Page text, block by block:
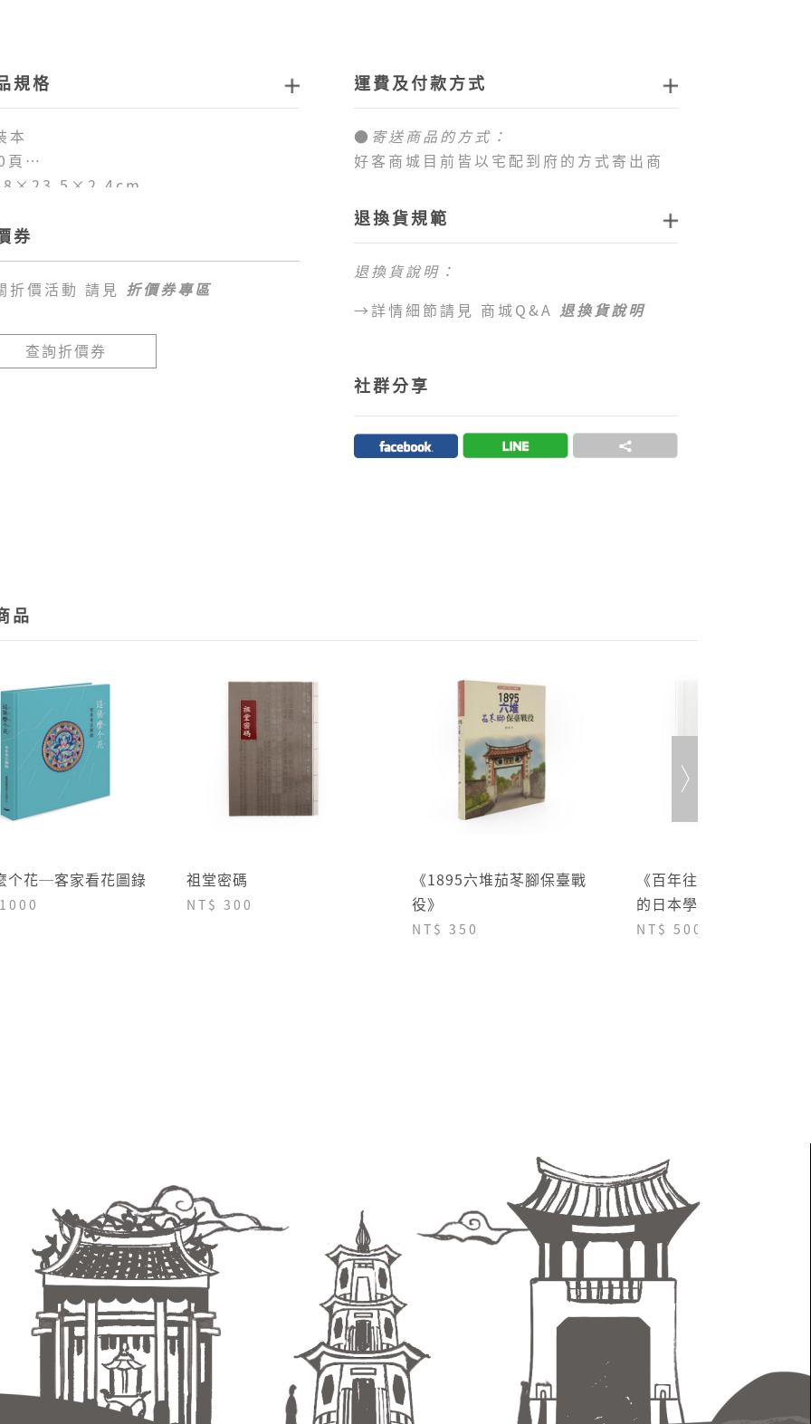
規格
本
頁
券
折價活動 請見 折價券專區
查詢折價券
運費及付款方式
● 寄送商品的方式：
好客商城目前皆以宅配到府的方式寄出商
●商品配送運費：
1.全站消費滿新臺幣1,000元免運費，如
未達免運費門檻，每筆訂單運費一律以新
2.目前僅提供台灣本島配送服務，偏遠地
不提供配送服務，敬請見諒。
●目前提供的付款方式：
1.好客商城目前可以接受付款方式為信用
退換貨規範
退換貨說明：
→詳情細節請見 商城Q&A 退換貨說明
社群分享
品
个花─客家看花圖錄 祖堂密碼
NT$ 300
《1895六堆茄苳腳保臺戰
役》
NT$ 350
《百年往返：走訪客家地
的日本學者》
NT$ 500